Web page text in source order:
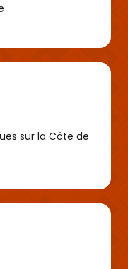
sur la Côte de